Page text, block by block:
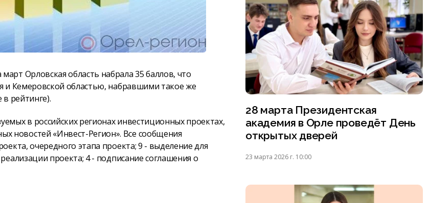
Орловская область набрала 35 баллов, что
и Кемеровской областью, набравшими такое же
в рейтинге).
в российских регионах инвестиционных проектах,
новостей «Инвест-Регион». Все сообщения
очередного этапа проекта; 9 - выделение для
проекта; 4 - подписание соглашения о
28 марта Президентская
академия в Орле проведёт День
открытых дверей
23 марта 2026 г. 10:00